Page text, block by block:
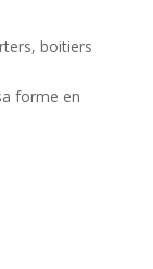
boitiers
forme en